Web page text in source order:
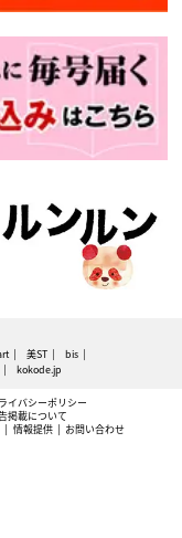
美ST
bis
kokode.jp
イバシーポリシー
掲載について
情報提供 お問い合わせ